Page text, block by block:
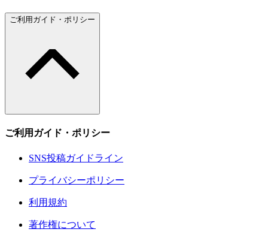
ご利用ガイド・ポリシー
ご利用ガイド・ポリシー
SNS投稿ガイドライン
プライバシーポリシー
利用規約
著作権について